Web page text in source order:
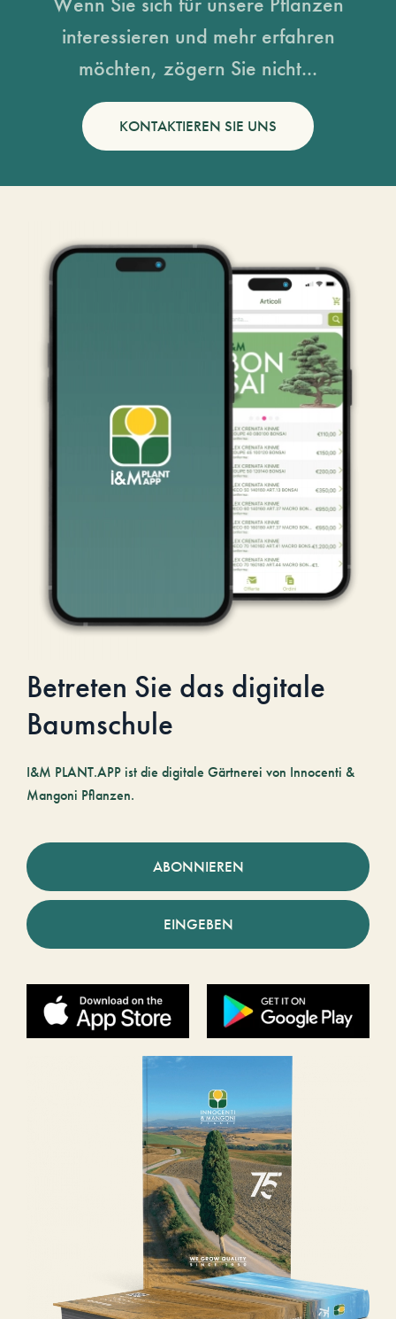
interessieren und mehr erfahren
möchten, zögern Sie nicht...
KONTAKTIEREN SIE UNS
Betreten Sie das digitale
Baumschule
I&M PLANT.APP ist die digitale Gärtnerei von Innocenti &
Mangoni Pflanzen.
ABONNIEREN
EINGEBEN